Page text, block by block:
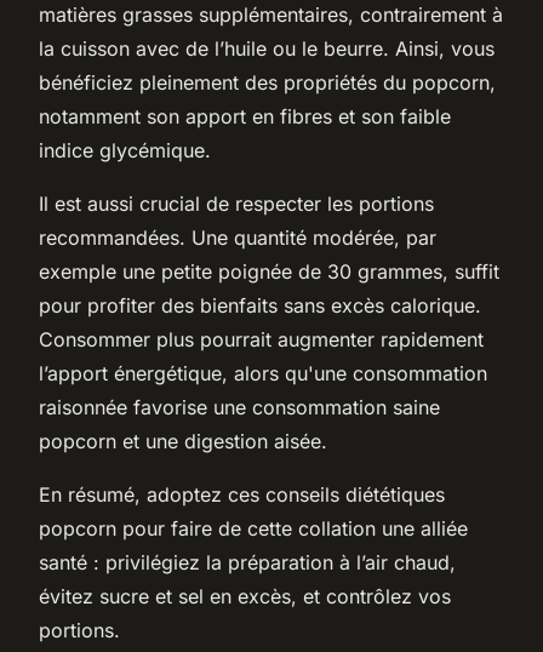
matières grasses supplémentaires, contrairement à
la cuisson avec de l’huile ou le beurre. Ainsi, vous
bénéficiez pleinement des propriétés du popcorn,
notamment son apport en fibres et son faible
indice glycémique.
Il est aussi crucial de respecter les portions
recommandées. Une quantité modérée, par
exemple une petite poignée de 30 grammes, suffit
pour profiter des bienfaits sans excès calorique.
Consommer plus pourrait augmenter rapidement
l’apport énergétique, alors qu'une consommation
raisonnée favorise une consommation saine
popcorn et une digestion aisée.
En résumé, adoptez ces conseils diététiques
popcorn pour faire de cette collation une alliée
santé : privilégiez la préparation à l’air chaud,
évitez sucre et sel en excès, et contrôlez vos
portions.